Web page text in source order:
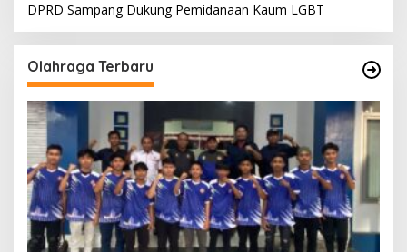
DPRD Sampang Dukung Pemidanaan Kaum LGBT
Olahraga Terbaru